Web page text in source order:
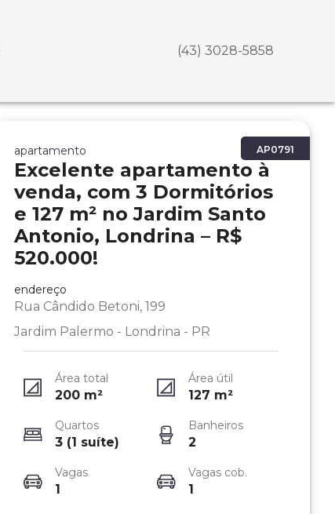
(43) 3028-5858
AP0791
apartamento
Excelente apartamento à
venda, com 3 Dormitórios
e 127 m² no Jardim Santo
Antonio, Londrina – R$
520.000!
endereço
Rua Cândido Betoni, 199
Jardim Palermo - Londrina - PR
Área total
200m²
Área útil
127 m²
Quartos
3 (1 suíte)
Banheiros
2
Vagas
1
Vagas cob.
1